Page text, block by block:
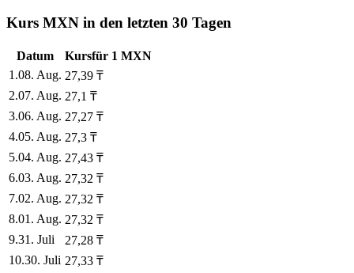
Kurs MXN in den letzten 30 Tagen
Datum Kursfür 1 MXN
1 .08. Aug. 27,39 ₸
2.07. Aug. 27,1 ₸
3.06. Aug. 27,27 ₸
4.05. Aug. 27,3 ₸
5.04. Aug. 27,43 ₸
6.03. Aug. 27,32 ₸
7.02. Aug. 27,32 ₸
8.01. Aug. 27,32 ₸
9.31. Juli 27,28 ₸
10.30. Juli 27,33 ₸